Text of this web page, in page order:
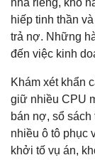
hiếp tinh thần
trả nợ. Những
đến việc kinh
Khám xét khẩn
giữ nhiều CPU
bán nợ, sổ sách
nhiều ô tô phục
khởi tố vụ án,